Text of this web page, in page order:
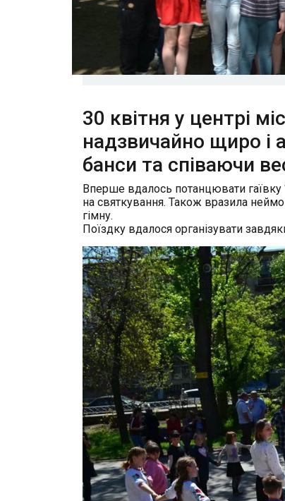
30 квітня у центрі
надзвичайно щиро і
банси та співаючи
Вперше вдалось потанцювати
на святкування. Також вразила
гімну.
Поїздку вдалося організувати